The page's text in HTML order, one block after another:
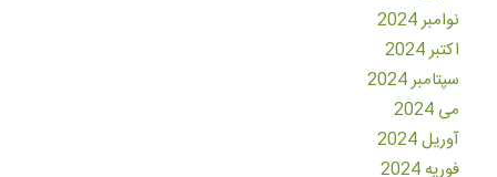
نوامبر 2024
اکتبر 2024
سپتامبر 2024
می 2024
آوریل 2024
فوریه 2024